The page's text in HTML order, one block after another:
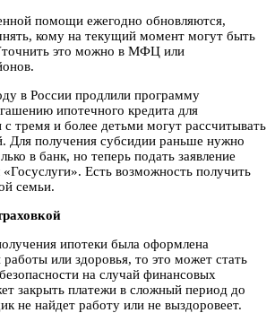
помощи ежегодно обновляются,
кому на текущий момент могут быть
это можно в МФЦ или
в России продлили программу
ипотечного кредита для
тремя и более детьми могут рассчитывать
Для получения субсидии раньше нужно
в банк, но теперь подать заявление
Есть возможность получить
семьи.
ипотеки была оформлена
работы или здоровья, то это может стать
на случай финансовых
закрыть платежи в сложный период до
не найдет работу или не выздоровеет.